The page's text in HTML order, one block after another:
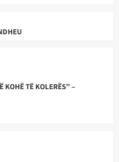
KOHË TË KOLERËS” –